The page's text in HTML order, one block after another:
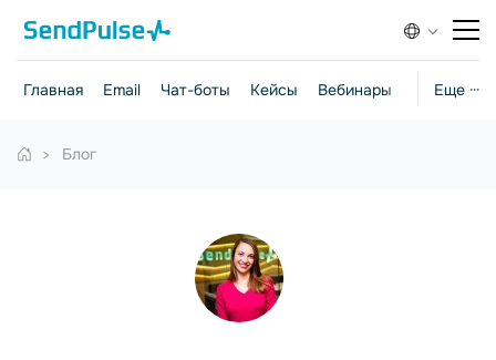
Еще ···
Главная Email Чат-боты Кейсы Вебинары Стратегии
Блог